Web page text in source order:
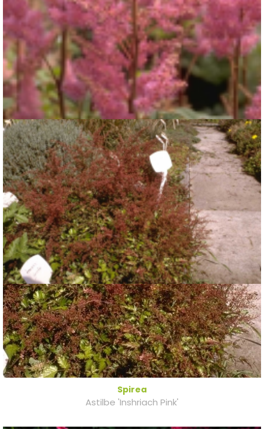
Spirea
Astilbe 'Amethyst'
Spirea
Astilbe 'Inshriach Pink'